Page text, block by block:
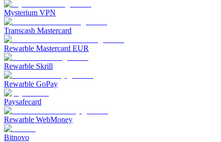
Mysterium VPN
Transcash Mastercard
Rewarble Mastercard EUR
Rewarble Skrill
Rewarble GoPay
Paysafecard
Rewarble WebMoney
Bitnovo